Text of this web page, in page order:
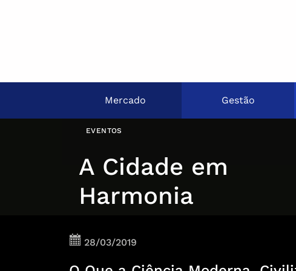
Mercado Gestão
EVENTOS
A Cidade em
Harmonia
28/03/2019